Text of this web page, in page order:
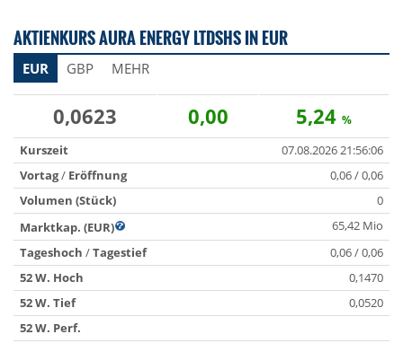
AKTIENKURS AURA ENERGY LTDSHS IN EUR
EUR GBP MEHR
0,0623 0,00 5,24 %
Kurszeit
07.08.2026 21:56:06
Vortag/ Eröffnung
0,06 / 0,06
Volumen (Stück)
0
Marktkap. (EUR)
65,42 Mio
Tageshoch /Tagestief
0,06 / 0,06
52 W. Hoch
0,1470
52 W. Tief
0,0520
52 W. Perf.